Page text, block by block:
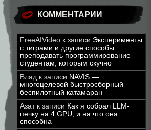
КОММЕНТАРИИ
FreeAIVideo к записи Эксперименты
с тиграми и другие способы
преподавать программирование
студентам, которым скучно
Влад к записи NAVIS —
многоцелевой быстросборный
беспилотный катамаран
Азатк записи Как я собрал LLM-
печку на 4 GPU, и на что она
способна